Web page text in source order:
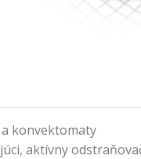
konvektomaty
aktívny